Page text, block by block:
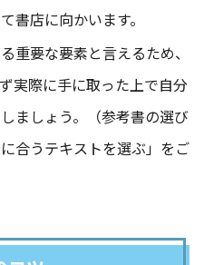
書店に向かいます。
重要な要素と言えるため、
実際に手に取った上で自分
ましょう。（参考書の選び
合うテキストを選ぶ」をご